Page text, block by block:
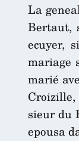
La
Bertaut,
ecuyer,
mariage
marié
Croizille,
sieur du
epousa